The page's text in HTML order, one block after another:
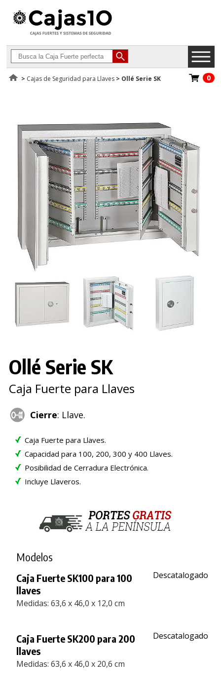
> Cajas de Seguridad para Llaves > Ollé Serie SK 0
Ollé Serie SK
Caja Fuerte para Llaves
Cierre: Llave.
Caja Fuerte para Llaves.
Capacidad para 100, 200, 300 y 400 Llaves.
Posibilidad de Cerradura Electrónica.
Incluye Llaveros.
Modelos
Caja Fuerte SK100 para 100
llaves
Medidas: 63,6 x 46,0 x 12,0 cm
Descatalogado
Caja Fuerte SK200 para 200
llaves
Medidas: 63,6 x 46,0 x 20,6 cm
Descatalogado